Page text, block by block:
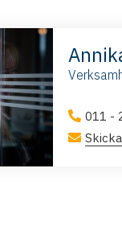
011 -